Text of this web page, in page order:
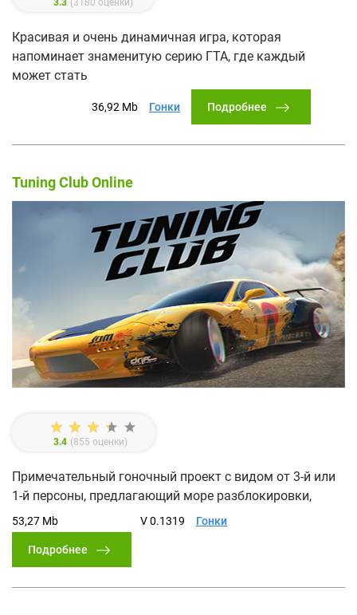
Красивая и очень динамичная игра, которая
напоминает знаменитую серию ГТА, где каждый
может стать
36,92 Mb Гонки Подробнее
Tuning Club Online
3.4 (855 оценки)
Примечательный гоночный проект с видом от 3-й или
1-й персоны, предлагающий море разблокировки,
53,27 Mb V 0.1319 Гонки
Подробнее